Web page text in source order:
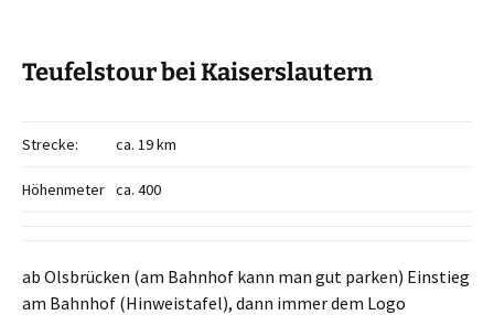
Teufelstour bei Kaiserslautern
Strecke: ca. 19 km
Höhenmeter ca. 400
ab Olsbrücken (am Bahnhof kann man gut parken) Einstieg
am Bahnhof (Hinweistafel), dann immer dem Logo